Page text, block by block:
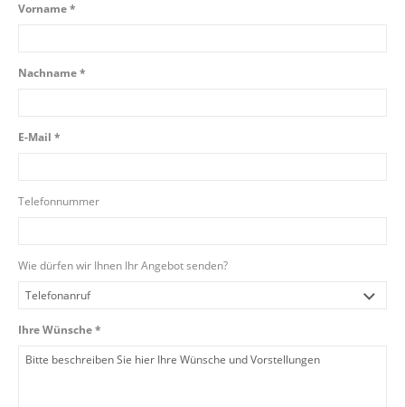
Vorname *
Nachname *
E-Mail *
Telefonnummer
Wie dürfen wir Ihnen Ihr Angebot senden?
Ihre Wünsche *